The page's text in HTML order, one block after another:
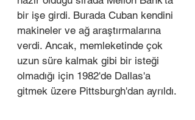
bir işe girdi. Burada Cuban kendini
makineler ve ağ araştırmalarına
verdi. Ancak, memleketinde çok
uzun süre kalmak gibi bir isteği
olmadığı için 1982'de Dallas'a
gitmek üzere Pittsburgh'dan ayrıldı.